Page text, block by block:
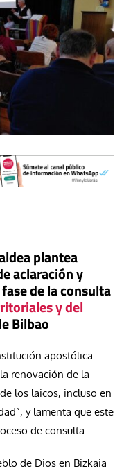
plantea
aclaración y
de la consulta
y del
Bilbao
apostólica
renovación de la
los laicos, incluso en
y lamenta que este
de consulta.
de Dios en Bizkaia